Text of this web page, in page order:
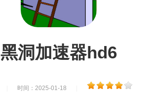
黑洞加速器hd6
时间：2025-01-18